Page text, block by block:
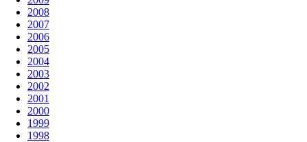
2008
2007
2006
2005
2004
2003
2002
2001
2000
1999
1998